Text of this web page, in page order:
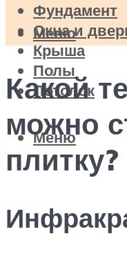
Фундамент
Окна и
Крыша
Полы
Потолок
Меню
Меню
Какой
можно
плитку?